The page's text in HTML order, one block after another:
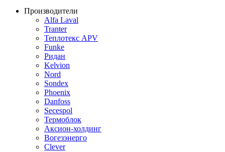
Производители
Alfa Laval
Tranter
Теплотекс APV
Funke
Ридан
Kelvion
Nord
Sondex
Phoenix
Danfoss
Secespol
Термоблок
Аксион-холдинг
Вогезэнерго
Clever